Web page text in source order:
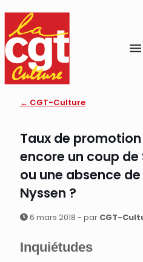
← CGT-Culture
Taux de promotion
encore un coup de
ou une absence
Nyssen ?
6 mars 2018 - par CGT-
Inquiétudes